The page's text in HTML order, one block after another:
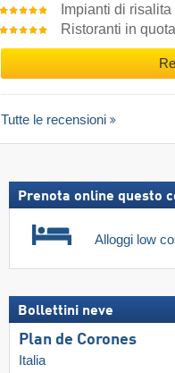
Impianti di risalita
Ristoranti in
Tutte le recensioni
Prenota online questo
Alloggi low
Bollettini neve
Plan de Corones
Italia